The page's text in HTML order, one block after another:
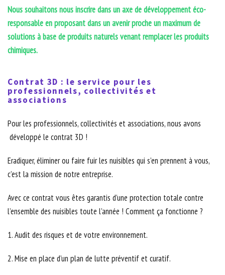
Nous souhaitons nous inscrire dans un axe de développement éco-
responsable en proposant dans un avenir proche un maximum de
solutions à base de produits naturels venant remplacer les produits
chimiques.
Contrat 3D : le service pour les
professionnels, collectivités et
associations
Pour les professionnels, collectivités et associations, nous avons
développé le contrat 3D !
Eradiquer, éliminer ou faire fuir les nuisibles qui s’en prennent à vous,
c’est la mission de notre entreprise.
Avec ce contrat vous êtes garantis d’une protection totale contre
l’ensemble des nuisibles toute l’année ! Comment ça fonctionne ?
1. Audit des risques et de votre environnement.
2. Mise en place d’un plan de lutte préventif et curatif.